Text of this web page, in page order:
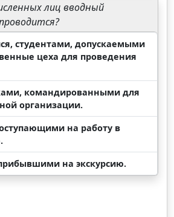
лиц вводный
студентами, допускаемыми
цеха для проведения
командированными для
организации.
на работу в
на экскурсию.